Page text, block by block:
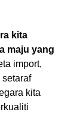
kita
maju yang
import,
kita